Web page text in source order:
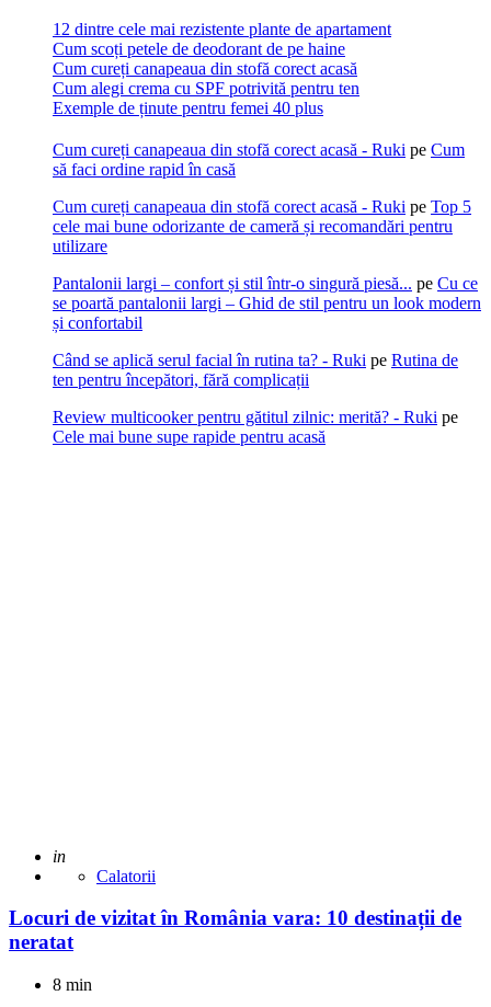
12 dintre cele mai rezistente plante de apartament
Cum scoți petele de deodorant de pe haine
Cum cureți canapeaua din stofă corect acasă
Cum alegi crema cu SPF potrivită pentru ten
Exemple de ținute pentru femei 40 plus
Cum cureți canapeaua din stofă corect acasă - Ruki pe Cum
să faci ordine rapid în casă
Cum cureți canapeaua din stofă corect acasă - Ruki pe Top 5
cele mai bune odorizante de cameră și recomandări pentru
utilizare
Pantalonii largi – confort și stil într-o singură piesă... pe Cu ce
se poartă pantalonii largi – Ghid de stil pentru un look modern
și confortabil
Când se aplică serul facial în rutina ta? - Ruki pe Rutina de
ten pentru începători, fără complicații
Review multicooker pentru gătitul zilnic: merită? - Ruki pe
Cele mai bune supe rapide pentru acasă
Adaugat
in
Calatorii
Locuri de vizitat în România vara: 10 destinații de
neratat
8 min